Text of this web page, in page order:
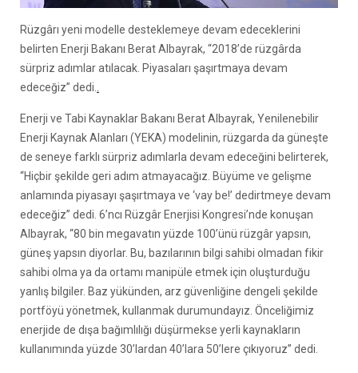
Rüzgârı yeni modelle desteklemeye devam edeceklerini
belirten Enerji Bakanı Berat Albayrak, “2018’de rüzgârda
sürpriz adımlar atılacak. Piyasaları şaşırtmaya devam
edeceğiz” dedi..
Enerji ve Tabi Kaynaklar Bakanı Berat Albayrak, Yenilenebilir
Enerji Kaynak Alanları (YEKA) modelinin, rüzgarda da güneşte
de seneye farklı sürpriz adımlarla devam edeceğini belirterek,
“Hiçbir şekilde geri adım atmayacağız. Büyüme ve gelişme
anlamında piyasayı şaşırtmaya ve ‘vay be!’ dedirtmeye devam
edeceğiz” dedi. 6’ncı Rüzgâr Enerjisi Kongresi’nde konuşan
Albayrak, “80 bin megavatın yüzde 100’ünü rüzgâr yapsın,
güneş yapsın diyorlar. Bu, bazılarının bilgi sahibi olmadan fikir
sahibi olma ya da ortamı manipüle etmek için oluşturduğu
yanlış bilgiler. Baz yükünden, arz güvenliğine dengeli şekilde
portföyü yönetmek, kullanmak durumundayız. Önceliğimiz
enerjide de dışa bağımlılığı düşürmekse yerli kaynakların
kullanımında yüzde 30’lardan 40’lara 50’lere çıkıyoruz” dedi.